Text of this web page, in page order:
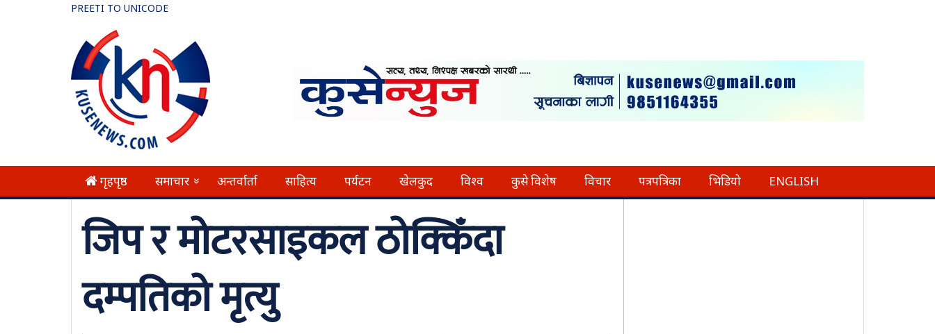
PREETI TO UNICODE
गृहपृष्ठ समाचार » अन्तर्वार्ता साहित्य पर्यटन खेलकुद विश्व कुसे विशेष विचार पत्रपत्रिका भिडियो ENGLISH
जिप र मोटरसाइकल ठोक्किँदा
दम्पतिको मृत्यु